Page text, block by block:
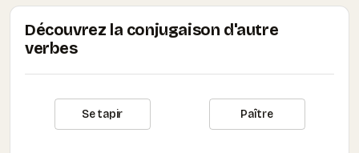
Découvrez la conjugaison d'autre
verbes
Se tapir Paître